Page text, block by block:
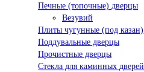
Печные (топочные) дверцы
Везувий
Плиты чугунные (под казан)
Поддувальные дверцы
Прочистные дверцы
Стекла для каминных дверей